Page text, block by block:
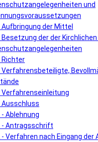
und
Aufbringung der Mittel
Besetzung der der
Richter
Verfahrensbeteiligte,
Verfahrenseinleitung
Ausschluss
Ablehnung
- Antragsschrift
- Verfahren nach Eingang